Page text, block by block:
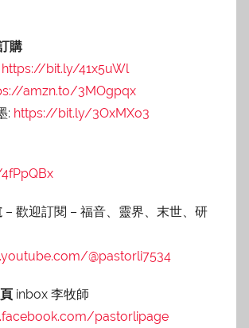
購
https://bit.ly/41x5uWl
amzn.to/3MOgpqx
: https://bit.ly/3OxMXo3
– 歡迎訂閱 – 福音、靈界、末世、研
@pastorli7534
inbox 李牧師
pastorlipage